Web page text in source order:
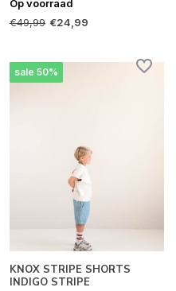
Op voorraad
€49,99 €24,99
sale 50%
KNOX STRIPE SHORTS
INDIGO STRIPE